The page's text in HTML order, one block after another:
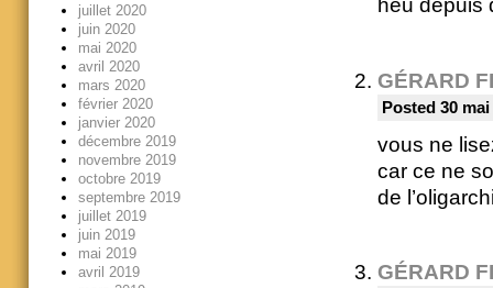
heu depuis
GÉRARD
Posted 30
vous ne
car ce ne
de
GÉRARD
juillet 2020
juin 2020
mai 2020
avril 2020
mars 2020
février 2020
janvier 2020
décembre 2019
novembre 2019
octobre 2019
septembre 2019
juillet 2019
juin 2019
mai 2019
avril 2019